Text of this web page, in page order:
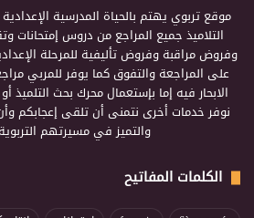
موقع تربوي يهتم بالحياة المدرسية الإعدادية
التلاميذ جميع المراجع من دروس إمتحانات
وفروض مراقبة وفروض تأليفية للمرحلة
على المراجعة والتفوق كما يوفر للمربي
الابحار فيه إما بإستعمال محرك بحث التلميذ
نوفر خدمات أخرى نتمنى أن تلقى إعجابكم
والتميز في مسيرتهم
الكلمات المفاتيح